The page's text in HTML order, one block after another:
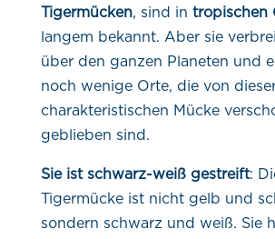
Tigermücken, sind in tropischen
langem bekannt. Aber sie
über den ganzen Planeten und
noch wenige Orte, die von
charakteristischen Mücke
geblieben sind.
Sie ist schwarz-weiß gestreift:
Tigermücke ist nicht gelb und
sondern schwarz und weiß. Sie